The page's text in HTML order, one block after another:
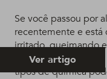
Se você passou por
recentemente e está
irritado, queimando
ligar o sinal de
tipos de química
Ver artigo